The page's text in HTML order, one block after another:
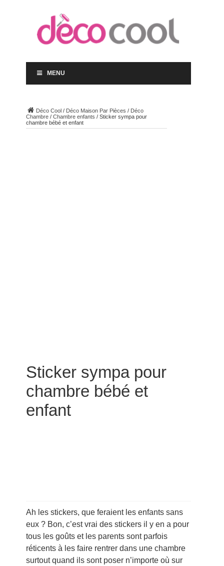
MENU
Déco Cool/ Déco Maison Par Pièces / Déco
Chambre/ Chambre enfants / Sticker sympa pour
chambre bébé et enfant
Sticker sympa pour
chambre bébé et
enfant
Ah les stickers, que feraient les enfants sans
eux ? Bon, c’est vrai des stickers il y en a pour
tous les goûts et les parents sont parfois
réticents à les faire rentrer dans une chambre
surtout quand ils sont poser n’importe où sur